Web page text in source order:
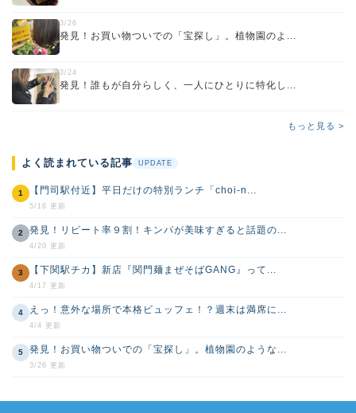
3/26
発見！お買い物ついでの「宝探し」。植物園のよ...
3/24
発見！誰もが自分らしく、一人にひとりに特化し...
もっと見る >
よく読まれている記事 UPDATE
1 【門司駅付近】平日だけの特別ランチ「choi-n...
5/16 更新
2 発見！リピート率９割！キンパが美味すぎると話題の...
4/20 更新
3 【下関駅チカ】新店『関門麺まぜそばGANG』って...
4/17 更新
4 えっ！意外な場所で本格ビュッフェ！？週末は満席に...
4/4 更新
5 発見！お買い物ついでの「宝探し」。植物園のような...
3/26 更新